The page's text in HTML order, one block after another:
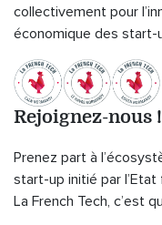
collectivement pour
économique des start-
Rejoignez-nous !
Prenez part à
start-up initié par l’Etat
La French Tech, c’est